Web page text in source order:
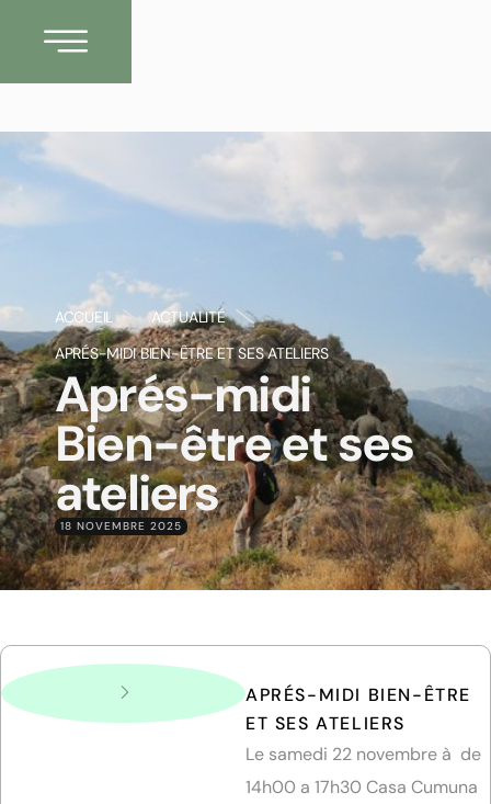
ACCUEIL
ACTUALITÉ
APRÉS-MIDI BIEN-ÊTRE ET SES ATELIERS
Aprés-midi
Bien-être et ses
ateliers
18 NOVEMBRE 2025
APRÉS-MIDI BIEN-ÊTRE
ET SES ATELIERS
Le samedi 22 novembre à de
14h00 a 17h30 Casa Cumuna